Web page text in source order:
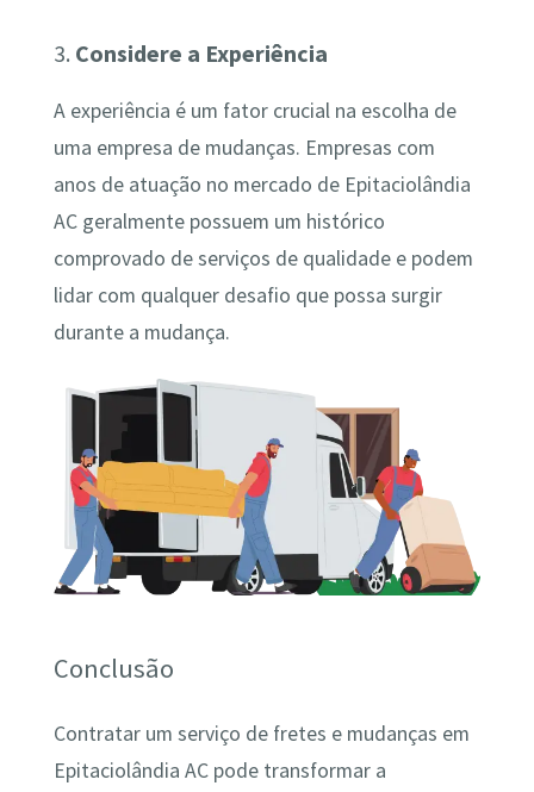
3. Considere a Experiência
A experiência é um fator crucial na escolha de
uma empresa de mudanças. Empresas com
anos de atuação no mercado de Epitaciolândia
AC geralmente possuem um histórico
comprovado de serviços de qualidade e podem
lidar com qualquer desafio que possa surgir
durante a mudança.
Conclusão
Contratar um serviço de fretes e mudanças em
Epitaciolândia AC pode transformar a